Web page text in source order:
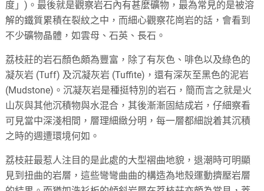
度」)。最後就是觀察岩石內有甚麼礦物，最為常見的是被溶
解的鐵質累積在裂紋之中，而細心觀察花崗岩的話，會看到
不少礦物晶體，如雲母、石英、長石。
荔枝莊的岩石顏色頗為豐富，除了有灰色、啡色以及綠色的
凝灰岩 (Tuff) 及沉凝灰岩 (Tuffite)，還有深灰至黑色的泥岩
(Mudstone)。沉凝灰岩是種挺特別的岩石，簡而言之就是火
山灰與其他沉積物與水混合，其後漸漸固結成岩，仔細察看
可見當中深淺相間，層理細緻分明，每一層都細說着其沉積
之時的週遭環境何如。
荔枝莊最惹人注目的是此處的大型褶曲地貌，退潮時可明顯
見到扭曲的岩層，這些彎彎曲曲的構造為地殼運動擠壓岩層